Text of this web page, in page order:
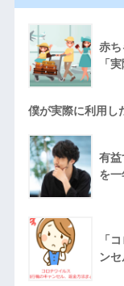
赤ち
「
僕が実際に利用し
有益
を一
「
ン